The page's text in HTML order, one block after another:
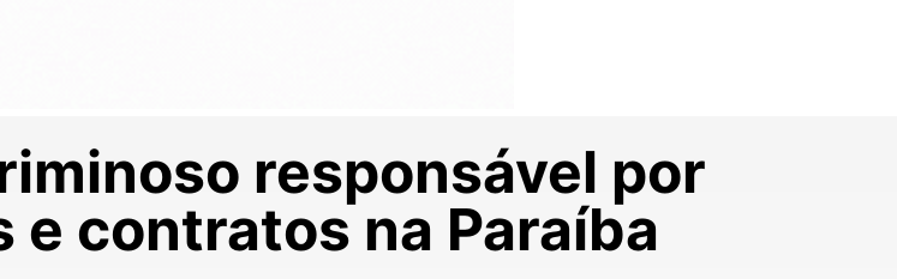
responsável por
contratos na Paraíba